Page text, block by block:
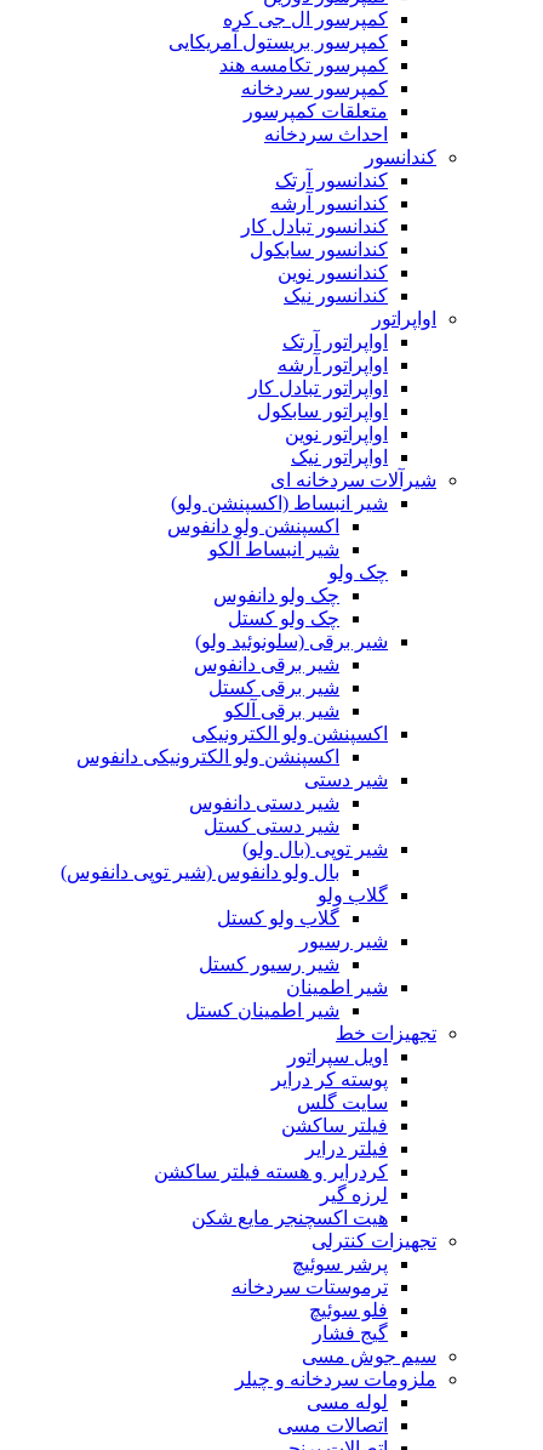
کمپرسور ال جی کره
کمپرسور بریستول آمریکایی
کمپرسور تکامسه هند
‌کمپرسور سردخانه
متعلقات کمپرسور
احداث سردخانه
کندانسور
کندانسور آرتک
کندانسور آرشه
کندانسور تبادل کار
کندانسور سابکول
کندانسور نوین
کندانسور نیک
اواپراتور
اواپراتور آرتک
اواپراتور آرشه
اواپراتور تبادل کار
اواپراتور سابکول
اواپراتور نوین
اواپراتور نیک
شیرآلات سردخانه ای
شیر انبساط (اکسپنشن ولو)
اکسپنشن ولو دانفوس
شیر انبساط آلکو
چک ولو
چک ولو دانفوس
چک ولو کستل
شیر برقی (سلونوئید ولو)
شیر برقی دانفوس
شیر برقی کستل
شیر برقی آلکو
اکسپنشن ولو الکترونیکی
اکسپنشن ولو الکترونیکی دانفوس
شیر دستی
شیر دستی دانفوس
شیر دستی کستل
شیر توپی (بال ولو)
بال ولو دانفوس (شیر توپی دانفوس)
گلاب ولو
گلاب ولو کستل
شیر رسیور
شیر رسیور کستل
شیر اطمینان
شیر اطمینان کستل
تجهیزات خط
اویل سپراتور
پوسته کر درایر
سایت گلس
فیلتر ساکشن
فیلتر درایر
کردرایر و هسته فیلتر ساکشن
لرزه گیر
هیت اکسچنجر مایع شکن
تجهیزات کنترلی
پرشر سوئیچ
ترموستات سردخانه
فلو سوئیچ
گیج فشار
سیم جوش مسی
ملزومات سردخانه و چیلر
لوله مسی
اتصالات مسی